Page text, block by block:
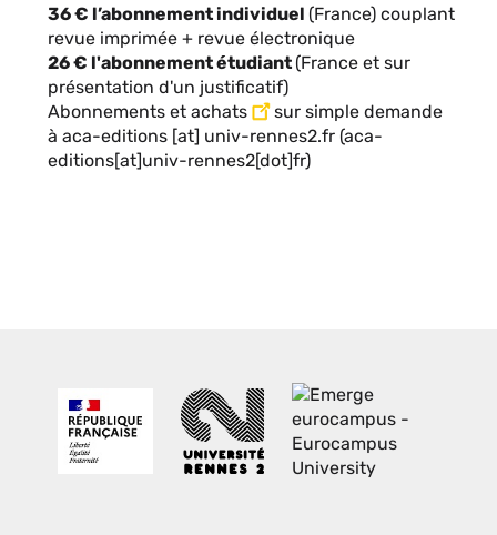
Autres
informations
36 € l’abonnement individuel (France) couplant
revue imprimée + revue électronique
26 € l'abonnement étudiant (France et sur
présentation d'un justificatif)
Abonnements et achats
sur simple demande
à aca-editions [at] univ-rennes2.fr (aca-
editions[at]univ-rennes2[dot]fr)